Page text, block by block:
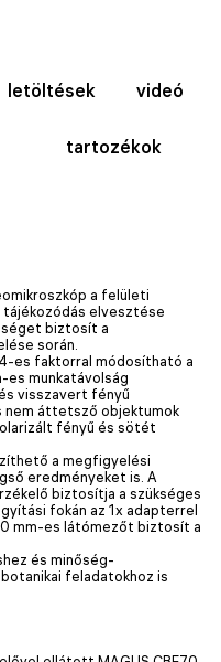
letöltések videó
tartozékok
a felületi
elvesztése
biztosít a
során.
es faktorral módosítható a
es munkatávolság
visszavert fényű
nem áttetsző objektumok
fényű és sötét
a megfigyelési
eredményeket is. A
biztosítja a szükséges
fokán az 1x adapterrel
mm-es látómezőt biztosít a
és minőség-
feladatokhoz is